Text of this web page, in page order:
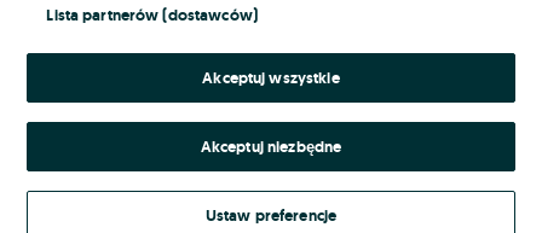
Nie pamiętasz hasła?
Zaloguj się
Kontynuując za pośrednictwem jednego z dostawców wskazanych powyżej,
Regulamin serwisuOLX.pl w jego aktualnym brzmieniu.
Lista partnerów (dostawców)
Akceptuj wszystkie
Akceptuj niezbędne
Ustaw preferencje